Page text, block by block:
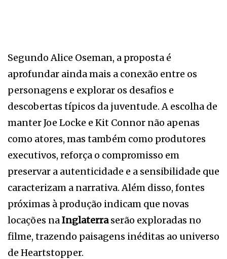
Segundo Alice Oseman, a proposta é
aprofundar ainda mais a conexão entre os
personagens e explorar os desafios e
descobertas típicos da juventude. A escolha de
manter Joe Locke e Kit Connor não apenas
como atores, mas também como produtores
executivos, reforça o compromisso em
preservar a autenticidade e a sensibilidade que
caracterizam a narrativa. Além disso, fontes
próximas à produção indicam que novas
locações na Inglaterraserão exploradas no
filme, trazendo paisagens inéditas ao universo
de Heartstopper.